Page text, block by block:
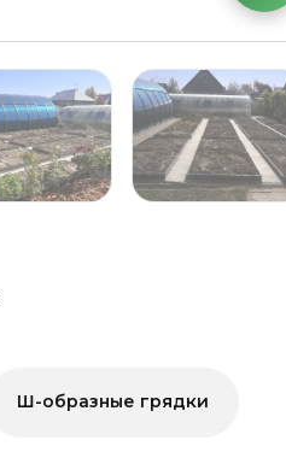
Ш-образные грядки